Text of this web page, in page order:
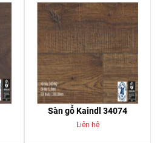
Sàn gỗ Kaindl 34074
Liên hệ